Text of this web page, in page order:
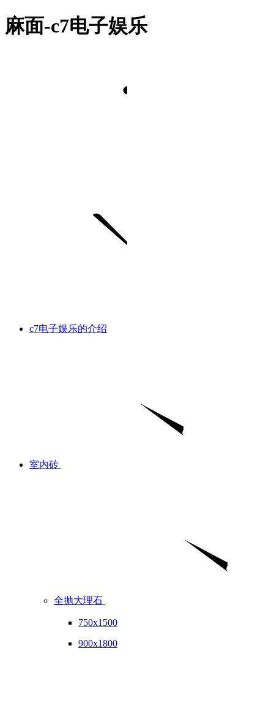
麻面-c7电子娱乐
c7电子娱乐的介绍
室内砖
全抛大理石
750x1500
900x1800